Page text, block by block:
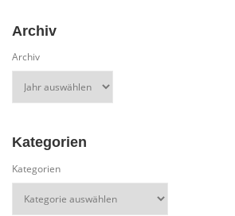
Archiv
Archiv
Kategorien
Kategorien